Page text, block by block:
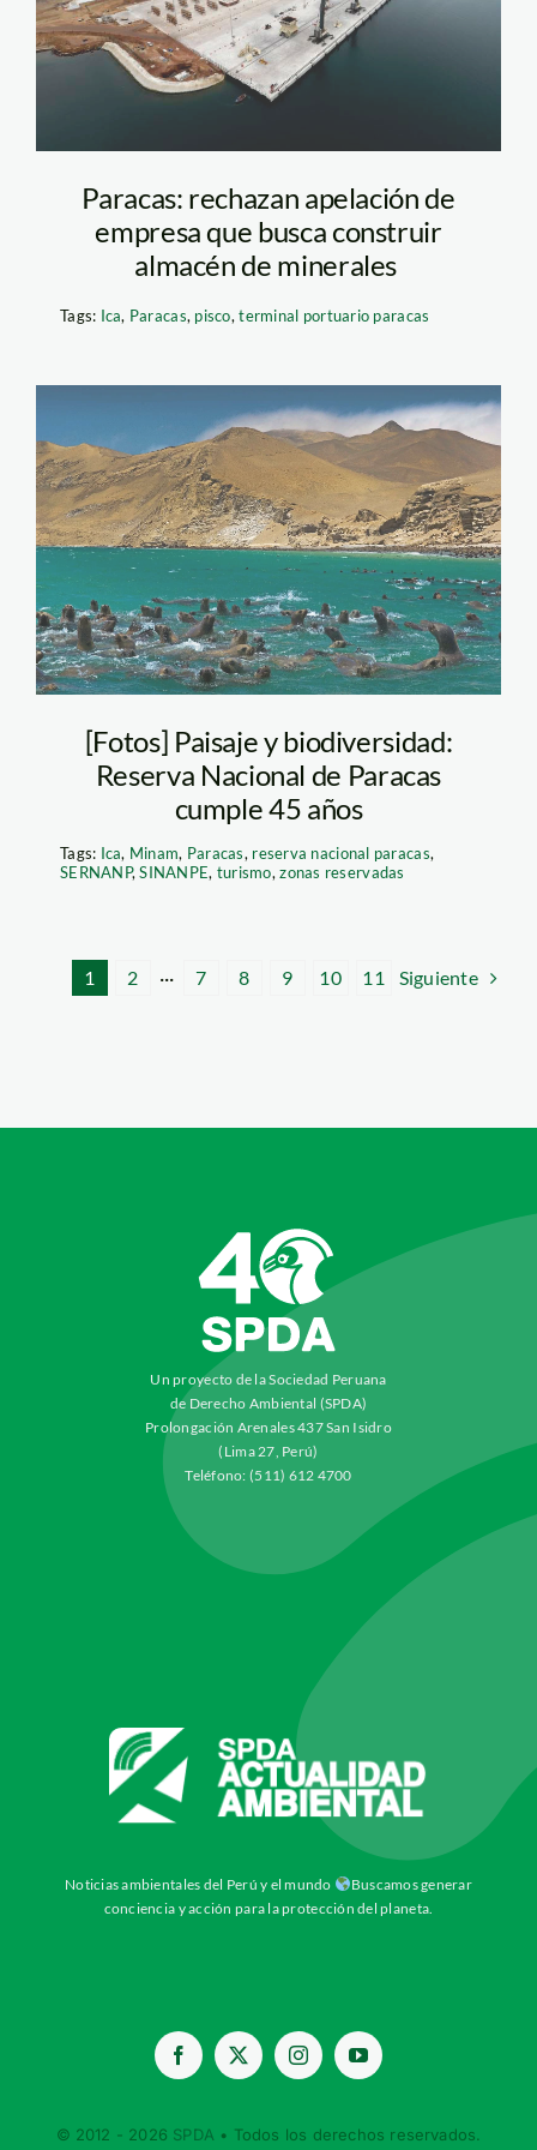
Paracas: rechazan apelación de
empresa que busca construir
almacén de minerales
Tags: Ica, Paracas, pisco,terminal portuario paracas
0 Paracas-Walter H.
Wust
[Fotos] Paisaje y biodiversidad:
Reserva Nacional de Paracas
cumple 45 años
Tags: Ica, Minam, Paracas, reserva nacional paracas,
SERNANP,SINANPE, turismo,zonas reservadas
1 2 ··· 7 8 9 10 11 Siguiente
Un proyecto de la Sociedad Peruana
de Derecho Ambiental (SPDA)
Prolongación Arenales 437 San Isidro
(Lima 27, Perú)
Teléfono: (511) 612 4700
Noticias ambientales del Perú y el mundo
Buscamos generar
conciencia y acción para la protección del planeta.
© 2012 - 2026 SPDA • Todos los derechos reservados.